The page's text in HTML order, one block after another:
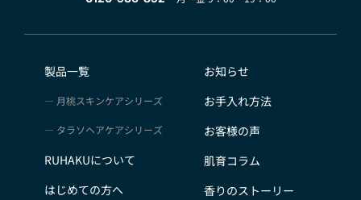
およびパスワードが必要になります。
号、購入履歴などの大切な個人情報がネットサーバ上に
管理するものとし、法令などにより開示が求められる場
合を除き、開示しないものとします。
合があります。
お客様からの会員登録を承認しない場合
製品一覧
月桃スキンケアシリーズ
タラソヘアケアシリーズ
RUHAKUについて
はじめての方へ
お知らせ
お手入れ方法
お客様の声
肌育コラム
香りのストーリー